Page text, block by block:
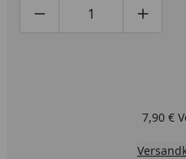
Produktmenge um eins
Produktmenge
7,90 €